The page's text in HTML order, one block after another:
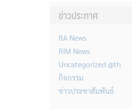
ข่าวประกาศ
RA News
RIM News
Uncategorized @th
กิจกรรม
ข่าวประชาสัมพันธ์